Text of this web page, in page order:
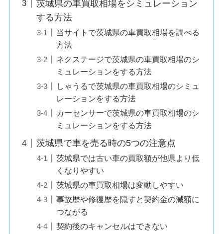
茨城県の車買取相場をシミュレーション
する方法
当サイトで茨城県の車買取相場を調べる
方法
ネクステージで茨城県の車買取相場のシ
ミュレーションをする方法
しゃうるで茨城県の車買取相場のシミュ
レーションをする方法
カーセンサーで茨城県の車買取相場のシ
ミュレーションをする方法
茨城県で車を売る時の5つの注意点
茨城県では古い車の買取額が他県より低
くなりやすい
茨城県の車買取相場は変動しやすい
事故歴や修復歴を隠すと契約金の減額に
つながる
契約後のキャンセルはできない